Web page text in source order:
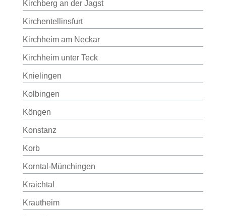
Kirchberg an der Jagst
Kirchentellinsfurt
Kirchheim am Neckar
Kirchheim unter Teck
Knielingen
Kolbingen
Köngen
Konstanz
Korb
Korntal-Münchingen
Kraichtal
Krautheim